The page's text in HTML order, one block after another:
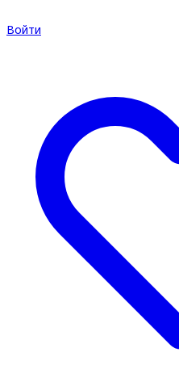
Войти